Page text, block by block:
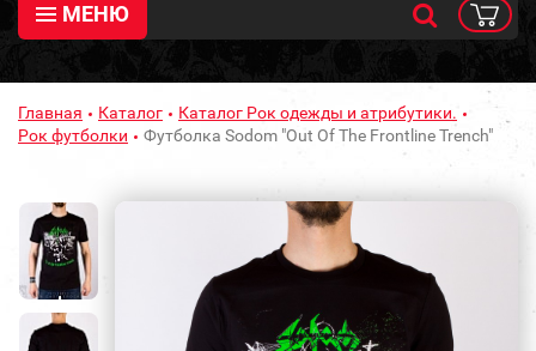
МЕНЮ
Главная Каталог
Каталог Рок одежды и атрибутики.
Рок футболки
Футболка Sodom "Out Of The Frontline Trench"